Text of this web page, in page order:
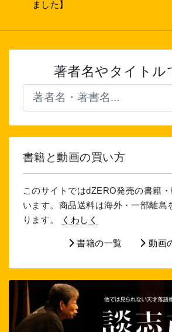
ました】
著者名やタイトル
書籍と動画の買い方
このサイトではdZERO発売の書籍
います。商品送料は海外・一部離島
ります。
くわしく
書籍の一覧 動画